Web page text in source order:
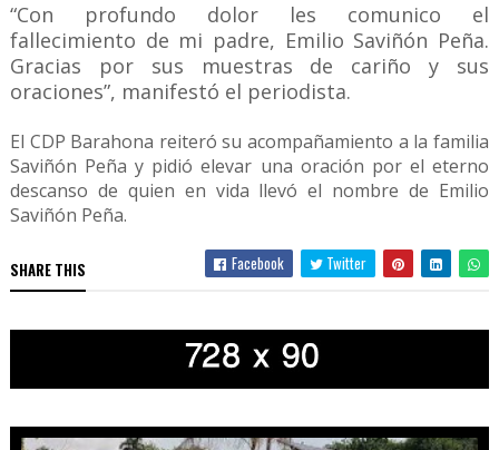
“Con profundo dolor les comunico el
fallecimiento de mi padre, Emilio Saviñón Peña.
Gracias por sus muestras de cariño y sus
oraciones”, manifestó el periodista.
El CDP Barahona reiteró su acompañamiento a la familia
Saviñón Peña y pidió elevar una oración por el eterno
descanso de quien en vida llevó el nombre de Emilio
Saviñón Peña.
SHARE THIS Facebook Twitter